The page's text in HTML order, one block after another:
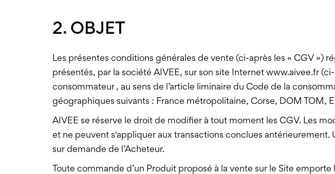
2. OBJET
Les présentes conditions générales de vente (ci-après les « CGV »)
présentés, par la société AIVEE, sur son site Internet www.aivee.fr
consommateur , au sens de l’article liminaire du Code de la
géographiques suivants : France métropolitaine, Corse, DOM TOM,
AIVEE se réserve le droit de modifier à tout moment les CGV. Les
et ne peuvent s'appliquer aux transactions conclues
sur demande de l’Acheteur.
Toute commande d’un Produit proposé à la vente sur le Site